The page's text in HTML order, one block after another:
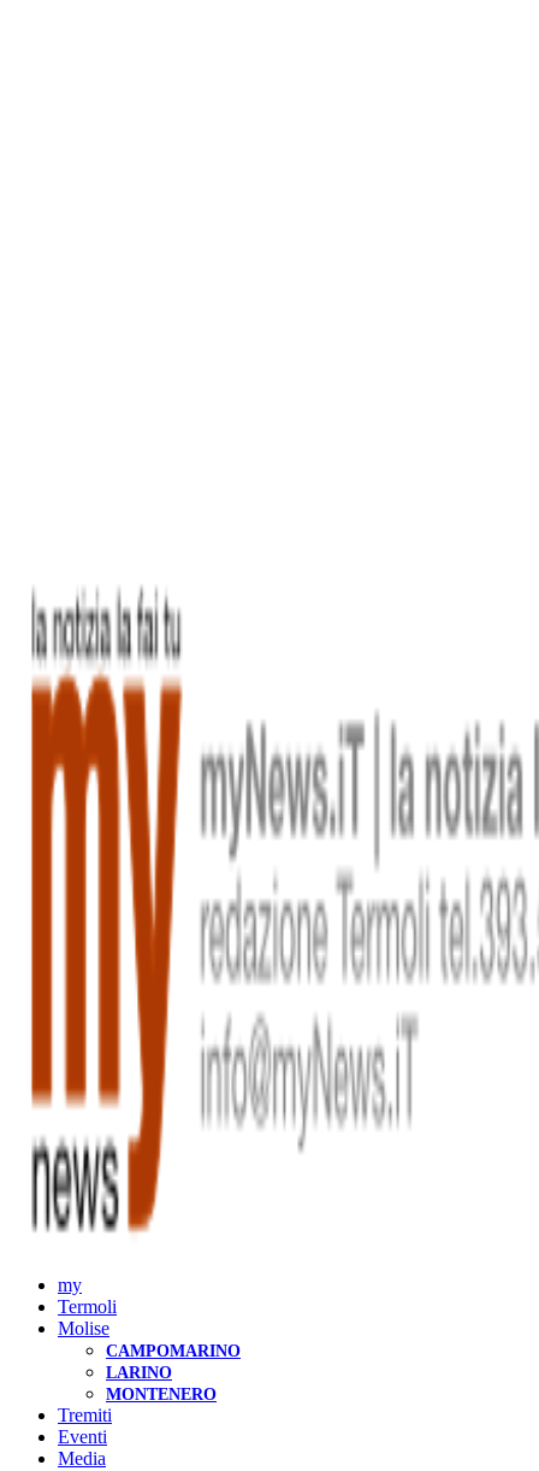
my
Termoli
Molise
CAMPOMARINO
LARINO
MONTENERO
Tremiti
Eventi
Media